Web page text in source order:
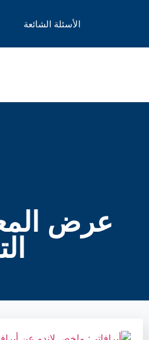
الأسئلة الشائعة
عرض